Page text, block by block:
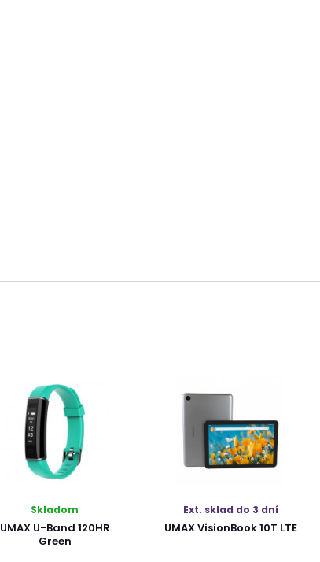
Skladom
UMAX U-Band 120HR
Green
Ext. sklad do 3 dní
UMAX VisionBook 10T LTE